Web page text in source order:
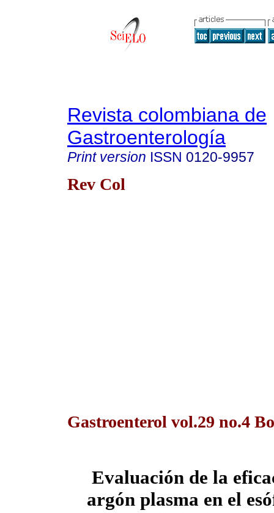
Revista colombiana de
Gastroenterología
Print version ISSN 0120-9957
Rev Col
Gastroenterol vol.29 no.4
Evaluación de la
argón plasma en el